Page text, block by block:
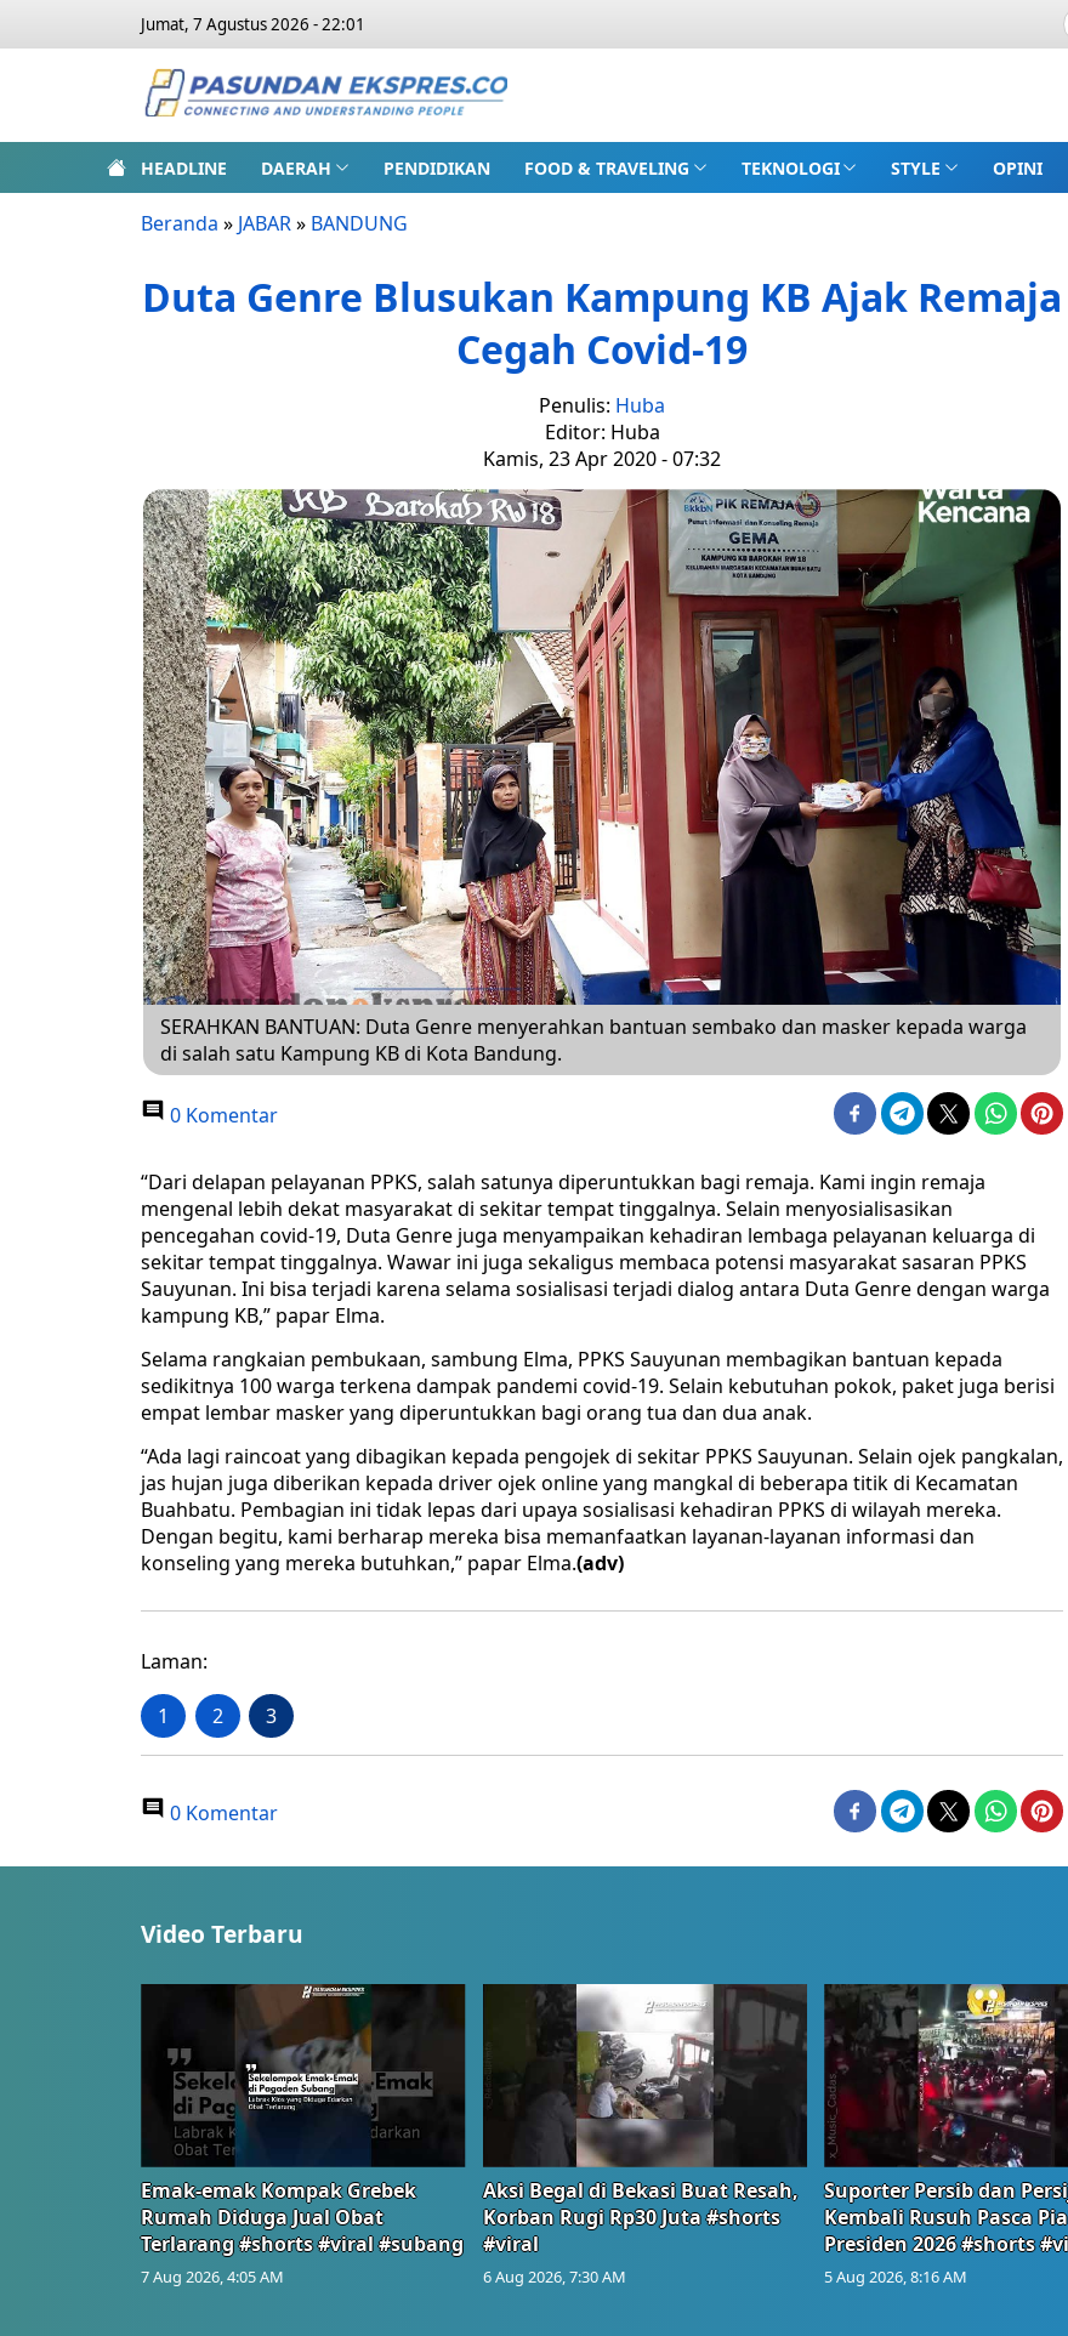
Jumat, 7 Agustus 2026 - 22:01
HEADLINE DAERAH PENDIDIKAN FOOD & TRAVELING TEKNOLOGI STYLE OPINI
Beranda » JABAR» BANDUNG
Duta Genre Blusukan Kampung KB Ajak Remaja
Cegah Covid-19
Penulis: Huba
Editor: Huba
Kamis, 23 Apr 2020 - 07:32
SERAHKAN BANTUAN: Duta Genre menyerahkan bantuan sembako dan masker kepada warga
di salah satu Kampung KB di Kota Bandung.
0 Komentar
“Dari delapan pelayanan PPKS, salah satunya diperuntukkan bagi remaja. Kami ingin remaja
mengenal lebih dekat masyarakat di sekitar tempat tinggalnya. Selain menyosialisasikan
pencegahan covid-19, Duta Genre juga menyampaikan kehadiran lembaga pelayanan keluarga di
sekitar tempat tinggalnya. Wawar ini juga sekaligus membaca potensi masyarakat sasaran PPKS
Sauyunan. Ini bisa terjadi karena selama sosialisasi terjadi dialog antara Duta Genre dengan warga
kampung KB,” papar Elma.
Selama rangkaian pembukaan, sambung Elma, PPKS Sauyunan membagikan bantuan kepada
sedikitnya 100 warga terkena dampak pandemi covid-19. Selain kebutuhan pokok, paket juga berisi
empat lembar masker yang diperuntukkan bagi orang tua dan dua anak.
“Ada lagi raincoat yang dibagikan kepada pengojek di sekitar PPKS Sauyunan. Selain ojek pangkalan,
jas hujan juga diberikan kepada driver ojek online yang mangkal di beberapa titik di Kecamatan
Buahbatu. Pembagian ini tidak lepas dari upaya sosialisasi kehadiran PPKS di wilayah mereka.
Dengan begitu, kami berharap mereka bisa memanfaatkan layanan-layanan informasi dan
konseling yang mereka butuhkan,” papar Elma.(adv)
Laman:
1 2 3
0 Komentar
Video Terbaru
Emak-emak Kompak Grebek
Rumah Diduga Jual Obat
Terlarang #shorts #viral #subang
7 Aug 2026, 4:05 AM
Aksi Begal di Bekasi Buat Resah,
Korban Rugi Rp30 Juta #shorts
#viral
6 Aug 2026, 7:30 AM
Suporter Persib dan
Kembali Rusuh Pasca
Presiden 2026 #shorts
5 Aug 2026, 8:16 AM